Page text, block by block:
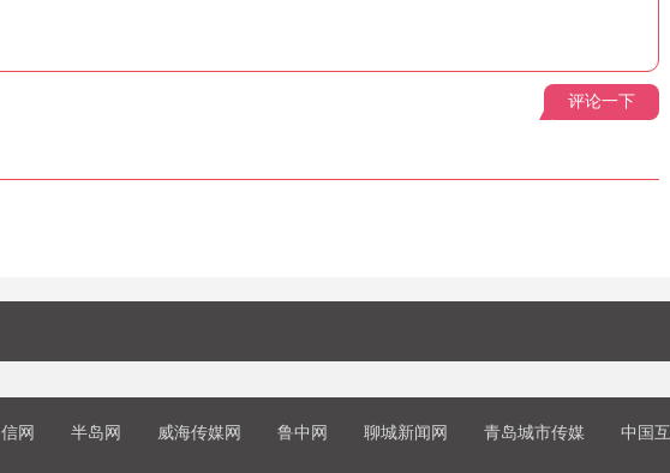
评论一下
信网 半岛网 威海传媒网 鲁中网 聊城新闻网 青岛城市传媒 中国